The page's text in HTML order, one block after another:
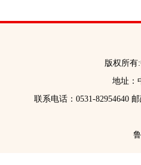
版权所有
地址：
联系电话：0531-82954640